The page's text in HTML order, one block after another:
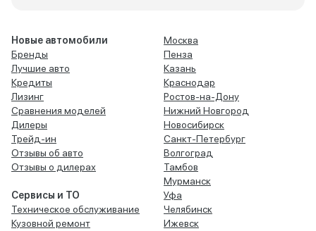
Новые автомобили
Бренды
Лучшие авто
Кредиты
Лизинг
Сравнения моделей
Дилеры
Трейд-ин
Отзывы об авто
Отзывы о дилерах
Сервисы и ТО
Техническое обслуживание
Кузовной ремонт
Москва
Пенза
Казань
Краснодар
Ростов-на-Дону
Нижний Новгород
Новосибирск
Санкт-Петербург
Волгоград
Тамбов
Мурманск
Уфа
Челябинск
Ижевск